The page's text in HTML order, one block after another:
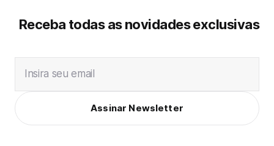
Receba todas as novidades exclusivas
Insira seu email
Assinar Newsletter